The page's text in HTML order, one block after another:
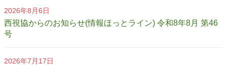
2026年8月6日
西視協からのお知らせ(情報ほっとライン) 令和8年8月 第46
号
2026年7月17日